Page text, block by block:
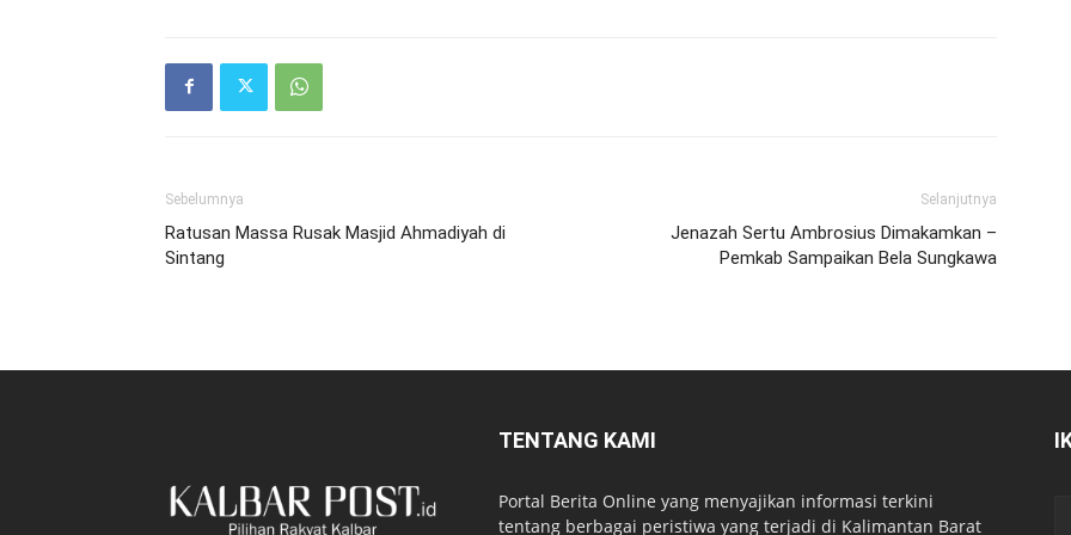
Sebelumnya
Ratusan Massa Rusak Masjid Ahmadiyah di
Sintang
Selanjutnya
Jenazah Sertu Ambrosius Dimakamkan –
Pemkab Sampaikan Bela Sungkawa
TENTANG KAMI
Portal Berita Online yang menyajikan informasi terkini
tentang berbagai peristiwa yang terjadi di Kalimantan Barat